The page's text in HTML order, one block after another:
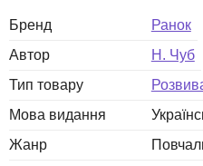
Бренд
Ранок
Автор
Н. Чуб
Тип товару
Мова видання
Жанр